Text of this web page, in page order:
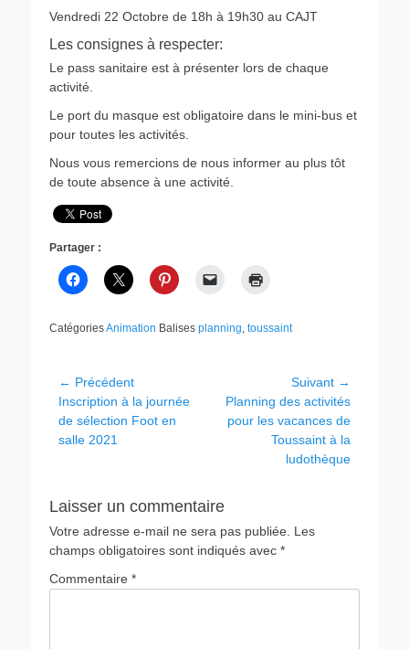
Vendredi 22 Octobre de 18h à 19h30 au CAJT
Les consignes à respecter:
Le pass sanitaire est à présenter lors de chaque
activité.
Le port du masque est obligatoire dans le mini-bus et
pour toutes les activités.
Nous vous remercions de nous informer au plus tôt
de toute absence à une activité.
Partager :
CatégoriesAnimation Balises planning, toussaint
Navigation
de
l’article
← Précédent
Article
précédent :
Inscription à la journée
de sélection Foot en
salle 2021
Suivant →
Article
suivant :
Planning des activités
pour les vacances de
Toussaint à la
ludothèque
Laisser un commentaire
Votre adresse e-mail ne sera pas publiée.
Les
champs obligatoires sont indiqués avec *
Commentaire *